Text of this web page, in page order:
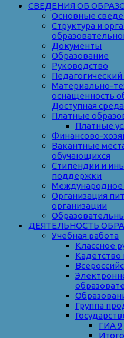
СВЕДЕНИЯ ОБ
Основные
Структура и
Документы
Образование
Руководство
Педагогический
Материально-
оснащенность
Доступная среда
Платные
Платные
Финансово-
Вакантные
обучающихся
Стипендии и
поддержки
Международное
Организация
организации
ДЕЯТЕЛЬНОСТЬ
Учебная работа
Классное
Группа
ГИА 9